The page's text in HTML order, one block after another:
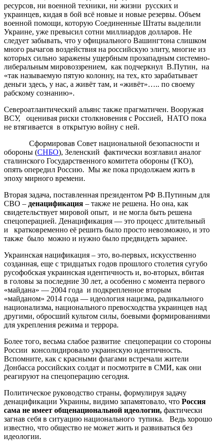
ресурсов, ни военной техники, ни жизни русских и
украинцев, кидая в бой всё новые и новые резервы. Объем
военной помощи, которую Соединенные Штаты выделили
Украине, уже превысил сотни миллиардов долларов. Не
следует забывать, что у официального Вашингтона слишком
много рычагов воздействия на российскую элиту, многие из
которых сильно заражены ущербным прозападным системно-
либеральным мировоззрением, как подчеркнул В.Путин, на
«так называемую пятую колонну, на тех, кто зарабатывает
деньги здесь, у нас, а живёт там, и «живёт»….. по своему
рабскому сознанию».
Североатлантический альянс также прагматичен. Вооружая
ВСУ, оценивая риски столкновения с Россией, НАТО пока
не втягивается в открытую войну с ней.
Сформировав Совет национальной безопасности и
обороны (СНБО), Зеленский фактически возглавил аналог
сталинского Государственного комитета обороны (ГКО),
опять опередил Россию. Мы же пока продолжаем жить в
эпоху мирного времени.
Вторая задача, поставленная президентом РФ В.Путиным для
СВО – денацификация – также не решена. Но она, как
свидетельствует мировой опыт, и не могла быть решена
спецоперацией. Денацификация — это процесс длительный
и кратковременно её решить было просто невозможно, и это
также было можно и нужно было предвидеть заранее.
Украинская нацификация – это, во-первых, искусственно
созданная, еще с тридцатых годов прошлого столетия сугубо
русофобская украинская идентичность и, во-вторых, вбитая
в головы за последние 30 лет, а особенно с момента первого
«майдана» — 2004 года и подкрепленное вторым
«майданом» 2014 года — идеология нацизма, радикального
национализма, национального превосходства украинцев над
другими, обросший культом силы, боевыми формированиями
для укрепления режима и террора.
Более того, весьма слабое развитие спецоперации со стороны
России консолидировало украинскую идентичность.
Вспомните, как с красными флагами встречали жители
Донбасса российских солдат и посмотрите в СМИ, как они
реагируют на спецоперацию сегодня.
Политическое руководство страны, формулируя задачу
денацификации Украины, видимо запамятовало, что Россия
сама не имеет общенациональной идеологии, фактически
загнав себя в ситуацию национального тупика.
Ведь хорошо
известно, что общество не может жить и развиваться без
идеологии.